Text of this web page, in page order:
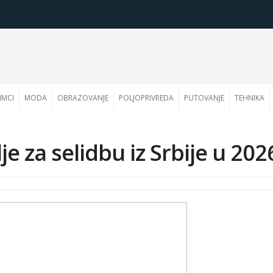
MODA OBRAZOVANJE POLJOPRIVREDA PUTOVANJE TEHNIKA
za selidbu iz Srbije u